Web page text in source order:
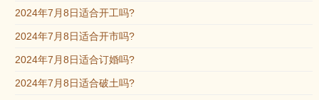
2024年7月8日适合开工吗?
2024年7月8日适合开市吗?
2024年7月8日适合订婚吗?
2024年7月8日适合破土吗?